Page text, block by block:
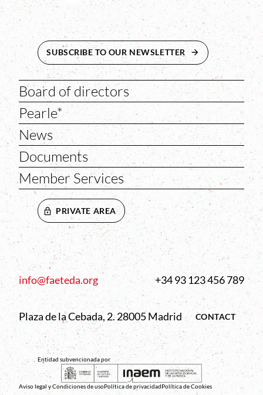
SUBSCRIBE TO OUR NEWSLETTER ABRE EN NUEVA
Board of directors
Pearle*
News
Documents
Member Services
PRIVATE AREA
info@faeteda.org +34 93 123 456 789
Plaza de la Cebada, 2. 28005 Madrid CONTACT
Entidad subvencionada por
Aviso legal y Condiciones de usoPolítica de privacidadPolítica de Cookies